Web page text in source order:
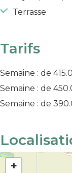
Terrasse
Tarifs
Semaine : de
Semaine : de
Semaine : de
+